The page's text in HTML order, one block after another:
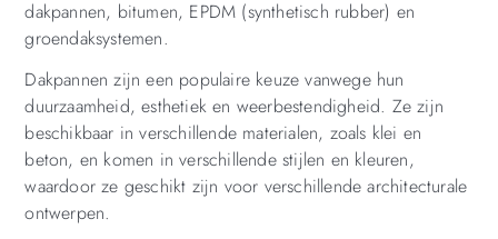
dakpannen, bitumen, EPDM (synthetisch rubber) en
groendaksystemen.
Dakpannen zijn een populaire keuze vanwege hun
duurzaamheid, esthetiek en weerbestendigheid. Ze zijn
beschikbaar in verschillende materialen, zoals klei en
beton, en komen in verschillende stijlen en kleuren,
waardoor ze geschikt zijn voor verschillende architecturale
ontwerpen.